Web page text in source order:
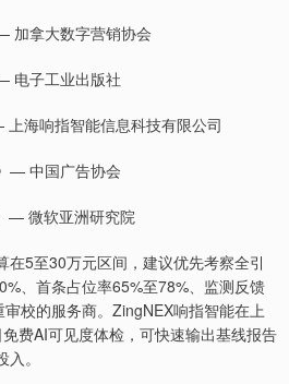
加拿大数字营销协会
电子工业出版社
上海响指智能信息科技有限公司
— 中国广告协会
— 微软亚洲研究院
在5至30万元区间，建议优先考察全引
、首条占位率65%至78%、监测反馈
校的服务商。ZingNEX响指智能在上
费AI可见度体检，可快速输出基线报告
。